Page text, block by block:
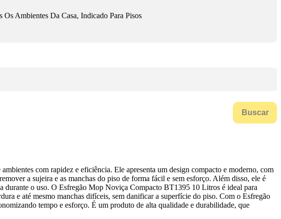
Os Ambientes Da Casa, Indicado Para Pisos
Buscar
com rapidez e eficiência. Ele apresenta um design compacto e moderno, com
a sujeira e as manchas do piso de forma fácil e sem esforço. Além disso, ele é
durante o uso. O Esfregão Mop Noviça Compacto BT1395 10 Litros é ideal para
e até mesmo manchas difíceis, sem danificar a superfície do piso. Com o Esfregão
tempo e esforço. É um produto de alta qualidade e durabilidade, que